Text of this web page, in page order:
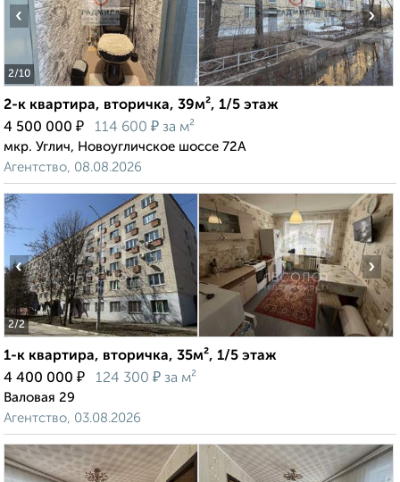
2/10
‹ ›
2-к квартира, вторичка, 39м², 1/5 этаж
4 500 000 ₽ 114 600 ₽ за м²
мкр. Углич, Новоугличское шоссе 72А
Агентство, 08.08.2026
2/2
‹ ›
1-к квартира, вторичка, 35м², 1/5 этаж
4 400 000 ₽ 124 300 ₽ за м²
Валовая 29
Агентство, 03.08.2026